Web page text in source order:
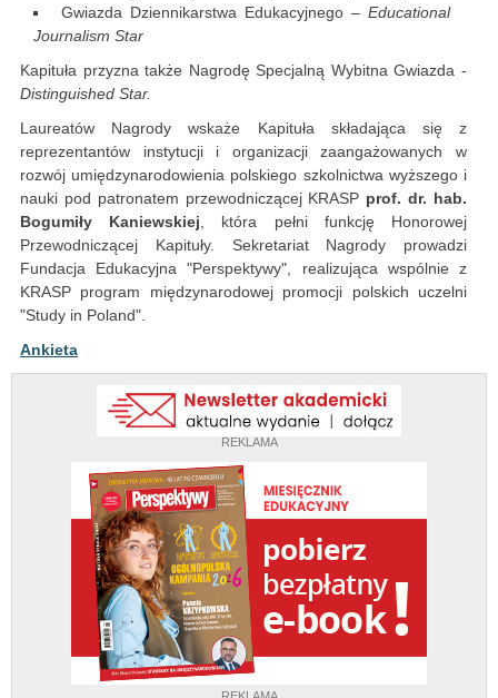
REKLAMA
Gwiazda Dziennikarstwa Edukacyjnego – Educational
Journalism Star
Kapituła przyzna także Nagrodę Specjalną Wybitna Gwiazda -
Distinguished Star.
Laureatów Nagrody wskaże Kapituła składająca się z
reprezentantów instytucji i organizacji zaangażowanych w
rozwój umiędzynarodowienia polskiego szkolnictwa wyższego i
nauki pod patronatem przewodniczącej KRASP prof. dr. hab.
Bogumiły Kaniewskiej, która pełni funkcję Honorowej
Przewodniczącej Kapituły. Sekretariat Nagrody prowadzi
Fundacja Edukacyjna "Perspektywy", realizująca wspólnie z
KRASP program międzynarodowej promocji polskich uczelni
"Study in Poland".
Ankieta